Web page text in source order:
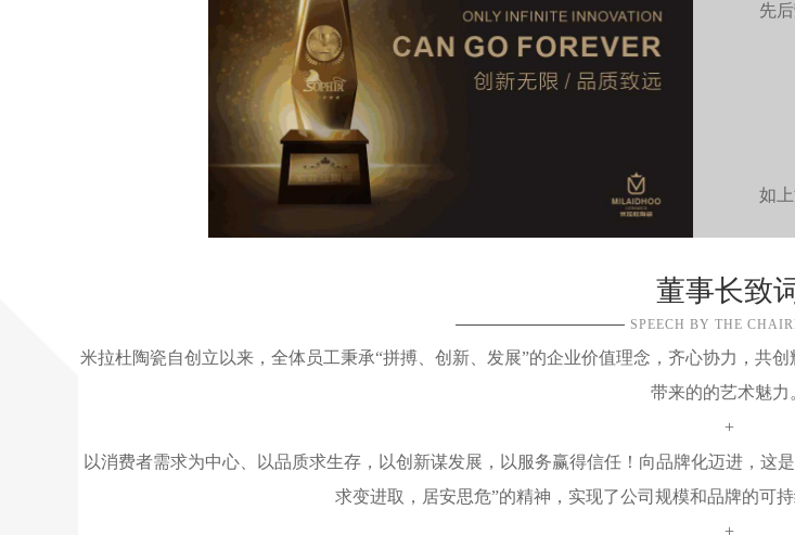
先
如
董事长致
SPEECH BY THE
米拉杜陶瓷自创立以来，全体员工秉承“拼搏、创新、发展”的企业价值理念，齐心协力，共
带来的的艺术魅力
+
以消费者需求为中心、以品质求生存，以创新谋发展，以服务赢得信任！向品牌化迈进，这
求变进取，居安思危”的精神，实现了公司规模和品牌的可
+